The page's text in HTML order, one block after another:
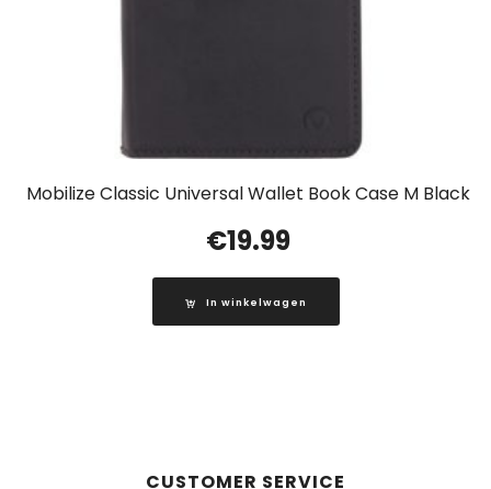
Mobilize Classic Universal Wallet Book Case M Black
€19.99
In winkelwagen
CUSTOMER SERVICE